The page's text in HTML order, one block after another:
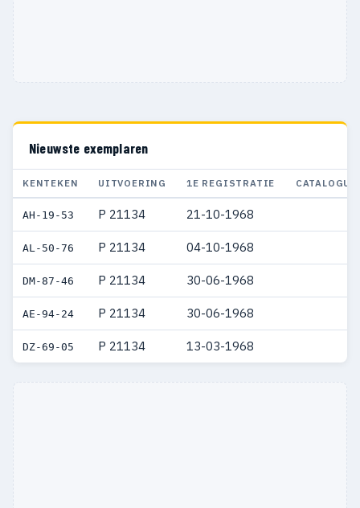
Nieuwste exemplaren
KENTEKEN UITVOERING 1E REGISTRATIE
AH-19-53 P 21134 21-10-1968
AL-50-76 P 21134 04-10-1968
DM-87-46 P 21134 30-06-1968
AE-94-24 P 21134 30-06-1968
DZ-69-05 P 21134 13-03-1968